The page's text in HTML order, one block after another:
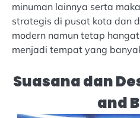
minuman lainnya serta
strategis di pusat kota dan
modern namun tetap
menjadi tempat yang
Suasana dan
and